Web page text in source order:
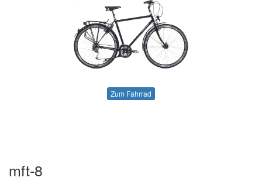
Zum Fahrrad
mft-8